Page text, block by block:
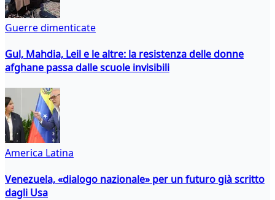
Guerre dimenticate
Gul, Mahdia, Leil e le altre: la resistenza delle donne
afghane passa dalle scuole invisibili
America Latina
Venezuela, «dialogo nazionale» per un futuro già scritto
dagli Usa